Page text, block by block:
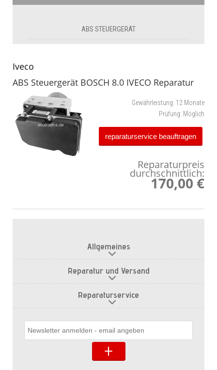
ABS STEUERGERÄT
Iveco
ABS Steuergerät BOSCH 8.0 IVECO Reparatur
Gewährleistung: 12 Monate
Prüfung: Möglich
reparaturservice beauftragen
Reparaturpreis
durchschnittlich:
170,00 €
Allgemeines
Reparatur und Versand
Reparaturservice